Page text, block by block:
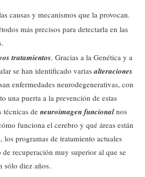
causas y mecanismos que la provocan.
más precisos para detectarla en las
tratamientos. Gracias a la Genética y a
se han identificado variasalteraciones
enfermedades neurodegenerativas, con
una puerta a la prevención de estas
técnicas de neuroimagen funcionalnos
funciona el cerebro y qué áreas están
los programas de tratamiento actuales
recuperación muy superior al que se
sólo diez años.